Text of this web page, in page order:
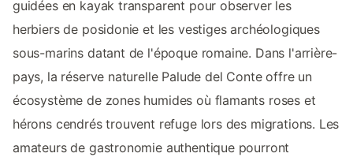
guidées en kayak transparent pour observer les
herbiers de posidonie et les vestiges archéologiques
sous-marins datant de l'époque romaine. Dans l'arrière-
pays, la réserve naturelle Palude del Conte offre un
écosystème de zones humides où flamants roses et
hérons cendrés trouvent refuge lors des migrations. Les
amateurs de gastronomie authentique pourront